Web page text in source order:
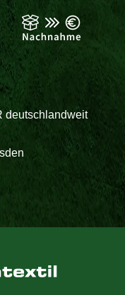
deutschlandweit